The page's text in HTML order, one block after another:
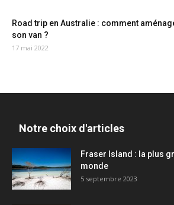
Road trip en Australie : comment
son van ?
17 mai 2022
Notre choix d'articles
Fraser Island : la plus
monde
5 septembre 2023